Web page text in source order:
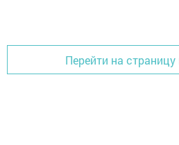
Перейти на страницу